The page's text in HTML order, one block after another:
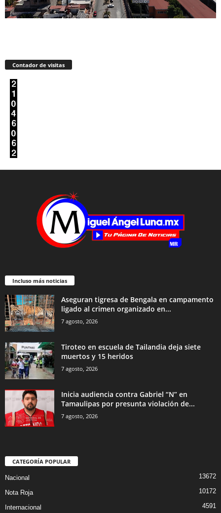
Contador de visitas
Incluso más noticias
Aseguran tigresa de Bengala en campamento
ligado al crimen organizado en...
7 agosto, 2026
Tiroteo en escuela de Tailandia deja siete
muertos y 15 heridos
7 agosto, 2026
Inicia audiencia contra Gabriel “N” en
Tamaulipas por presunta violación de...
7 agosto, 2026
CATEGORÍA POPULAR
Nacional 13672
Nota Roja 10172
Internacional 4591